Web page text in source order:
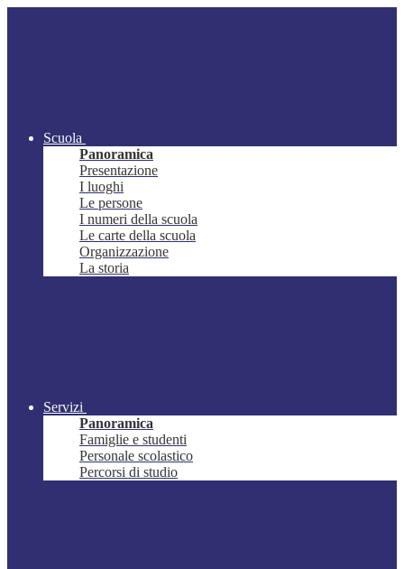
Scuola
Panoramica
Presentazione
I luoghi
Le persone
I numeri della scuola
Le carte della scuola
Organizzazione
La storia
Servizi
Panoramica
Famiglie e studenti
Personale scolastico
Percorsi di studio